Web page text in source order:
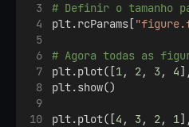
# Definir o tamanho
plt.rcParams[
# Agora todas as
plt.plot([1, 2, 3 , 4
plt.show()
plt.plot([4 , 3 , 2, 1